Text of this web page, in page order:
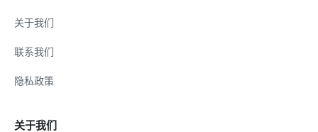
关于我们
联系我们
隐私政策
关于我们